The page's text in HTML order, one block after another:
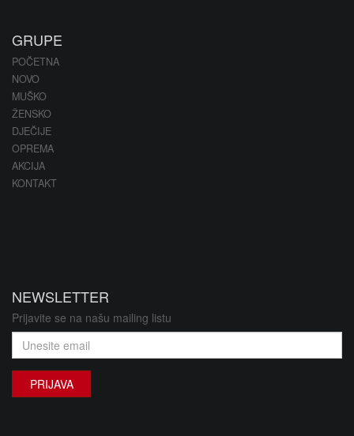
GRUPE
POČETNA
NOVO
MUŠKO
ŽENSKO
DJEČIJE
OPREMA
AKCIJA
KONTAKT
NEWSLETTER
Prijavite se na našu mailing listu
PRIJAVA